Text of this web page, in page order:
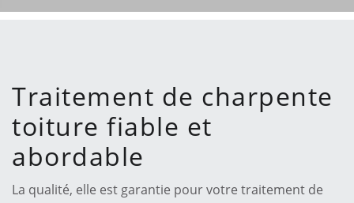
Traitement de charpente
toiture fiable et
abordable
La qualité, elle est garantie pour votre traitement de